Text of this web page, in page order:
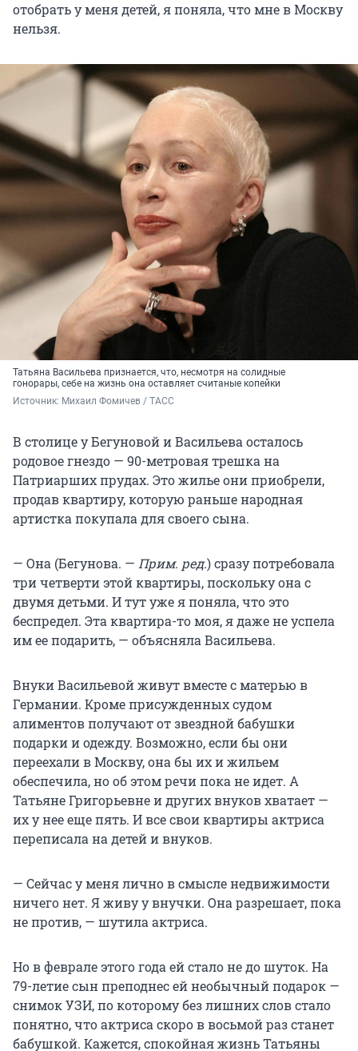
отобрать у меня детей, я поняла, что мне в Москву
нельзя.
Татьяна Васильева признается, что, несмотря на солидные
гонорары, себе на жизнь она оставляет считаные копейки
Источник: Михаил Фомичев / ТАСС
В столице у Бегуновой и Васильева осталось
родовое гнездо — 90-метровая трешка на
Патриарших прудах. Это жилье они приобрели,
продав квартиру, которую раньше народная
артистка покупала для своего сына.
— Она (Бегунова. — Прим. ред.) сразу потребовала
три четверти этой квартиры, поскольку она с
двумя детьми. И тут уже я поняла, что это
беспредел. Эта квартира-то моя, я даже не успела
им ее подарить, — объясняла Васильева.
Внуки Васильевой живут вместе с матерью в
Германии. Кроме присужденных судом
алиментов получают от звездной бабушки
подарки и одежду. Возможно, если бы они
переехали в Москву, она бы их и жильем
обеспечила, но об этом речи пока не идет. А
Татьяне Григорьевне и других внуков хватает —
их у нее еще пять. И все свои квартиры актриса
переписала на детей и внуков.
— Сейчас у меня лично в смысле недвижимости
ничего нет. Я живу у внучки. Она разрешает, пока
не против, — шутила актриса.
Но в феврале этого года ей стало не до шуток. На
79-летие сын преподнес ей необычный подарок —
снимок УЗИ, по которому без лишних слов стало
понятно, что актриса скоро в восьмой раз станет
бабушкой. Кажется, спокойная жизнь Татьяны